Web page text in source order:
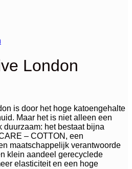
London
is door het hoge katoengehalte
Maar het is niet alleen een
duurzaam: het bestaat bijna
– COTTON, een
maatschappelijk verantwoorde
klein aandeel gerecyclede
elasticiteit en een hoge